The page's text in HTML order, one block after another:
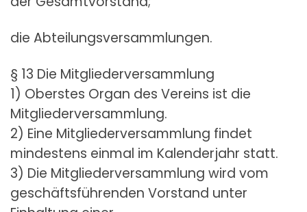
die Abteilungsversammlungen.
§ 13 Die Mitgliederversammlung
1) Oberstes Organ des Vereins ist die
Mitgliederversammlung.
2) Eine Mitgliederversammlung findet
mindestens einmal im Kalenderjahr statt.
3) Die Mitgliederversammlung wird vom
geschäftsführenden Vorstand unter